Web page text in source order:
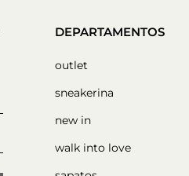
DEPARTAMENTOS
outlet
sneakerina
new in
walk into love